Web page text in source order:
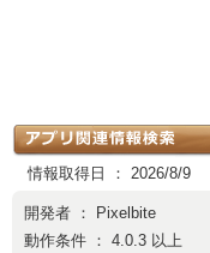
情報取得日 ： 2026/8/9
開発者 ：
Pixelbite
動作条件 ： 4.0.3 以上